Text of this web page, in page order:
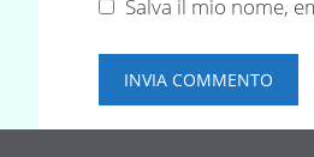
Salva il mio nome,